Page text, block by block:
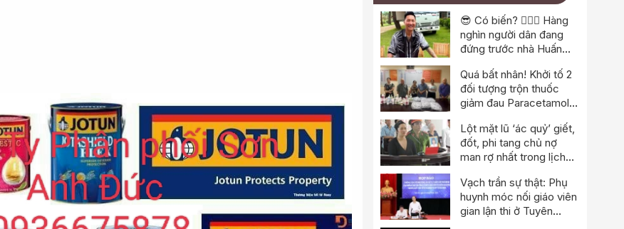
😎 Có biến? 👮🏻‍♂️ Hàng
nghìn người dân đang
đứng trước nhà Huấn
Quá bất nhân! Khởi tố 2
đối tượng trộn thuốc
giảm đau Paracetamol
chữa bách bệnh
Lột mặt lũ ‘ác quỷ’ giết,
đốt, phi tang chủ nợ
man rợ nhất trong lịch
Vạch trần sự thật: Phụ
huynh móc nối giáo viên
gian lận thi ở Tuyên